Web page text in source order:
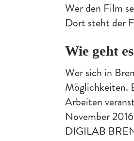
Wer den Film
Dort steht der
Wie geht
Wer sich in
Möglichkeiten.
Arbeiten
November
DIGILAB